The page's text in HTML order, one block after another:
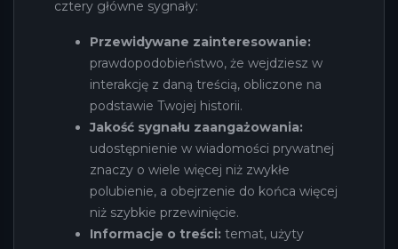
cztery główne sygnały:
Przewidywane zainteresowanie:
prawdopodobieństwo, że wejdziesz w
interakcję z daną treścią, obliczone na
podstawie Twojej historii.
Jakość sygnału zaangażowania:
udostępnienie w wiadomości prywatnej
znaczy o wiele więcej niż zwykłe
polubienie, a obejrzenie do końca więcej
niż szybkie przewinięcie.
Informacje o treści: temat, użyty